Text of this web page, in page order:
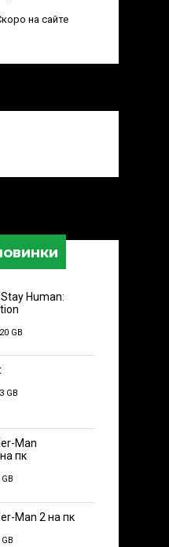
на сайте
Human:
GB
GB
Man
пк
Man 2 на пк